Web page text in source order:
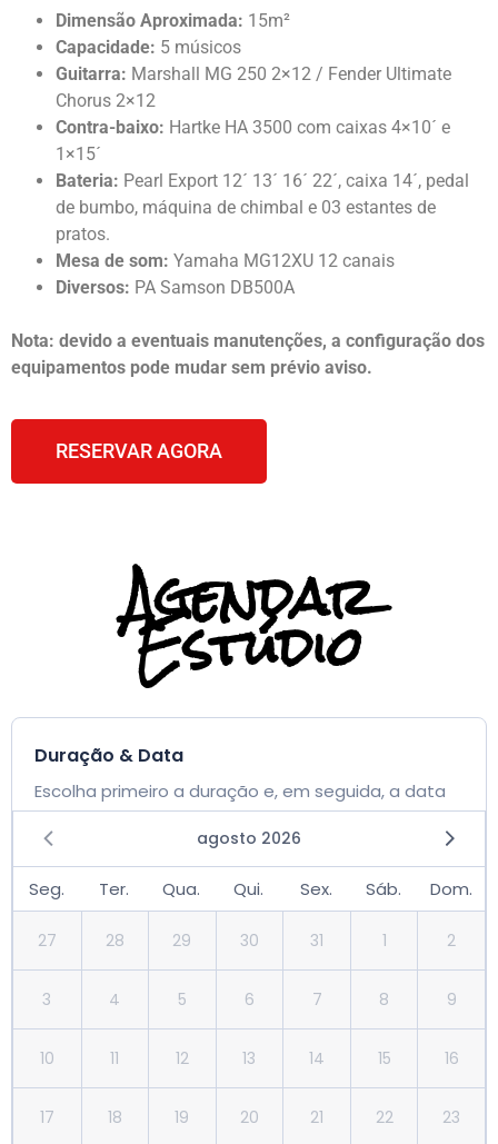
Dimensão Aproximada: 15m²
Capacidade: 5 músicos
Guitarra: Marshall MG 250 2×12 / Fender Ultimate
Chorus 2×12
Contra-baixo: Hartke HA 3500 com caixas 4×10´ e
1×15´
Bateria: Pearl Export 12´ 13´ 16´ 22´, caixa 14´, pedal
de bumbo, máquina de chimbal e 03 estantes de
pratos.
Mesa de som: Yamaha MG12XU 12 canais
Diversos: PA Samson DB500A
Nota: devido a eventuais manutenções, a configuração dos
equipamentos pode mudar sem prévio aviso.
RESERVAR AGORA
Agendar
Estúdio
Duração & Data
Escolha primeiro a duração e, em seguida, a data
agosto 2026
Seg. Ter. Qua. Qui. Sex. Sáb. Dom.
27 28 29 30 31 1 2
3 4 5 6 7 8 9
10 11 12 13 14 15 16
17 18 19 20 21 22 23